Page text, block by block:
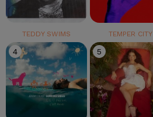
TEDDY SWIMS TEMPER CITY
4 5